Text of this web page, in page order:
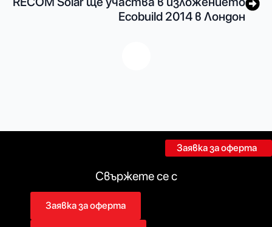
Заявка за оферта
Ecobuild 2014 в Лондон
Свържете се с
Заявка за оферта